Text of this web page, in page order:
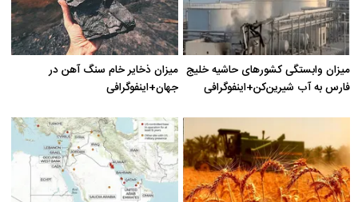
میزان وابستگی کشورهای حاشیه خلیج
فارس به آب شیرین‌کن+اینفوگرافی
میزان ذخایر خام سنگ آهن در
جهان+اینفوگرافی